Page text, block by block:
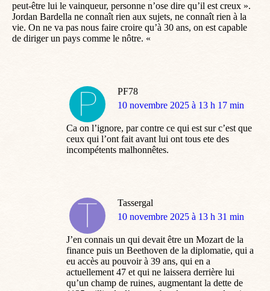
peut-être lui le vainqueur, personne n’ose dire qu’il est creux ».
Jordan Bardella ne connaît rien aux sujets, ne connaît rien à la
vie. On ne va pas nous faire croire qu’à 30 ans, on est capable
de diriger un pays comme le nôtre. «
PF78
dit
10 novembre 2025 à 13 h 17 min
Ca on l’ignore, par contre ce qui est sur c’est que
ceux qui l’ont fait avant lui ont tous ete des
incompétents malhonnêtes.
Tassergal
dit
10 novembre 2025 à 13 h 31 min
J’en connais un qui devait être un Mozart de la
finance puis un Beethoven de la diplomatie, qui a
eu accès au pouvoir à 39 ans, qui en a
actuellement 47 et qui ne laissera derrière lui
qu’un champ de ruines, augmentant la dette de